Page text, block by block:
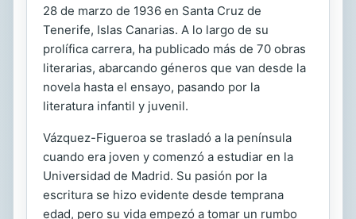
28 de marzo de 1936 en Santa Cruz de
Tenerife, Islas Canarias. A lo largo de su
prolífica carrera, ha publicado más de 70 obras
literarias, abarcando géneros que van desde la
novela hasta el ensayo, pasando por la
literatura infantil y juvenil.
Vázquez-Figueroa se trasladó a la península
cuando era joven y comenzó a estudiar en la
Universidad de Madrid. Su pasión por la
escritura se hizo evidente desde temprana
edad, pero su vida empezó a tomar un rumbo